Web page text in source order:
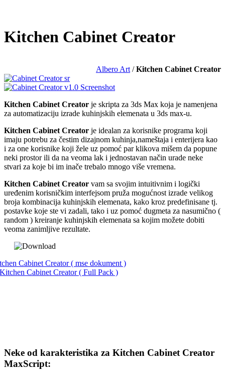
Kitchen Cabinet Creator
Albero Art /Kitchen Cabinet Creator
Kitchen Cabinet Creator je skripta za 3ds Max koja je namenjena
za automatizaciju izrade kuhinjskih elemenata u 3ds max-u.
Kitchen Cabinet Creator je idealan za korisnike programa koji
imaju potrebu za čestim dizajnom kuhinja,nameštaja i enterijera kao
i za one korisnike koji žele uz pomoć par klikova mišem da popune
neki prostor ili da na veoma lak i jednostavan način urade neke
stvari za koje bi im inače trebalo mnogo više vremena.
Kitchen Cabinet Creator vam sa svojim intuitivnim i logički
uređenim korisničkim interfejsom pruža mogućnost izrade velikog
broja kombinacija kuhinjskih elemenata, kako kroz predefinisane tj.
postavke koje ste vi zadali, tako i uz pomoć dugmeta za nasumično (
random ) kreiranje kuhinjskih elemenata sa kojim možete dobiti
veoma zanimljive rezultate.
Cabinet Creator ( mse dokument )
Cabinet Creator ( Full Pack )
Neke od karakteristika za Kitchen Cabinet Creator
MaxScript: